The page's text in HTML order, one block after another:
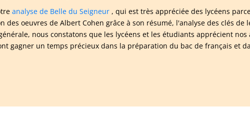
analyse de Belle du Seigneur , qui est très appréciée des lycéens
des oeuvres de Albert Cohen grâce à son résumé, l'analyse des clés de
nous constatons que les lycéens et les étudiants apprécient nos
gagner un temps précieux dans la préparation du bac de français et